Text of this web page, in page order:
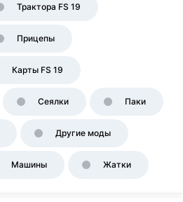
Трактора FS 19
Прицепы
Карты FS 19
Сеялки Паки
Другие моды
Машины Жатки